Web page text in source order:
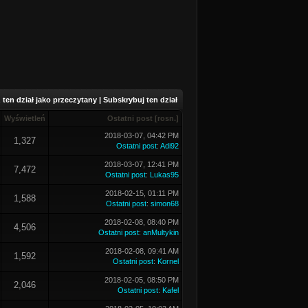
ten dział jako przeczytany | Subskrybuj ten dział
Wyświetleń Ostatni post [rosn.]
1,327
2018-03-07, 04:42 PM
Ostatni post: Adi92
7,472
2018-03-07, 12:41 PM
Ostatni post: Lukas95
1,588
2018-02-15, 01:11 PM
Ostatni post: simon68
4,506
2018-02-08, 08:40 PM
Ostatni post: anMultykin
1,592
2018-02-08, 09:41 AM
Ostatni post: Kornel
2,046
2018-02-05, 08:50 PM
Ostatni post: Kafel